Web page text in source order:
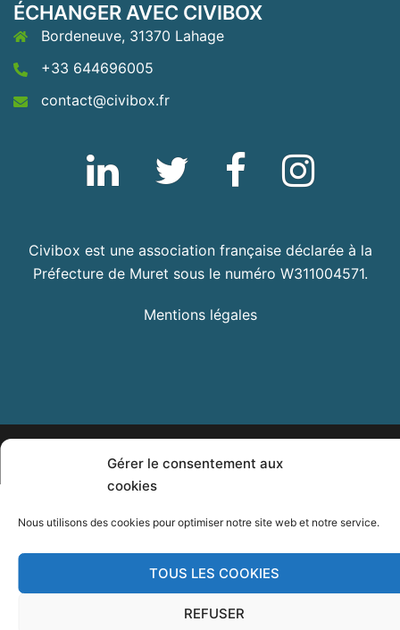
Gérer le consentement aux
cookies
Nous utilisons des cookies pour optimiser notre site web et notre service.
TOUS LES COOKIES
REFUSER
ÉCHANGER AVEC CIVIBOX
Bordeneuve, 31370 Lahage
+33 644696005
contact@civibox.fr
Linkedin Twitter Fb Instagram
Civibox est une association française déclarée à la
Préfecture de Muret sous le numéro W311004571.
Mentions légales
© 2026 Civibox. Fièrement propulsé par